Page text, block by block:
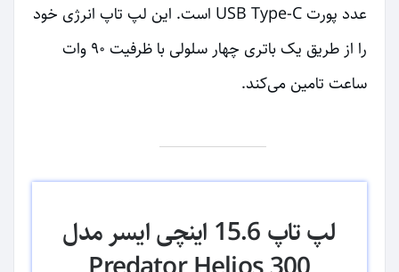
عدد پورت USB Type-C است. این لپ تاپ انرژی خود
را از طریق یک باتری چهار سلولی با ظرفیت ۹۰ وات
ساعت تامین می‌کند.
لپ تاپ 15.6 اینچی ایسر مدل